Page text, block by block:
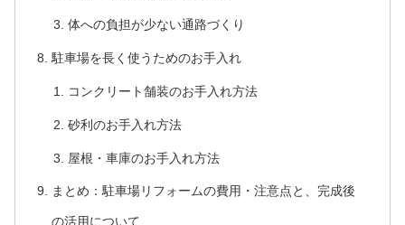
体への負担が少ない通路づくり
駐車場を長く使うためのお手入れ
コンクリート舗装のお手入れ方法
砂利のお手入れ方法
屋根・車庫のお手入れ方法
まとめ：駐車場リフォームの費用・注意点と、完成後
の活用について